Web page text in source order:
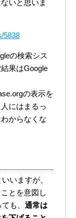
いと思いま
5838
の検索シス
果はGoogle
の表示を
にはまるっ
からなくな
いますが、
とを意図し
も、 通常は